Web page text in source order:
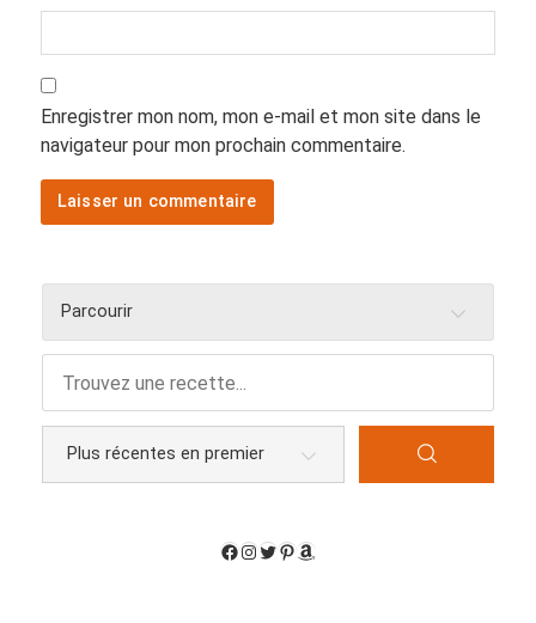
Enregistrer mon nom, mon e-mail et mon site dans le
navigateur pour mon prochain commentaire.
Parcourir